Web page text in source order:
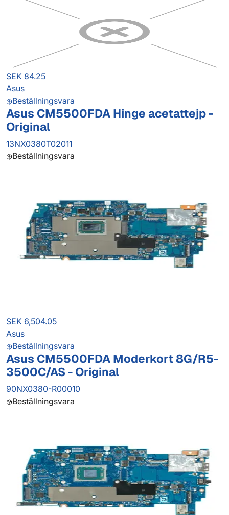
SEK 84.25
Asus
Beställningsvara
Asus CM5500FDA Hinge acetattejp -
Original
13NX0380T02011
Beställningsvara
SEK 6,504.05
Asus
Beställningsvara
Asus CM5500FDA Moderkort 8G/R5-
3500C/AS - Original
90NX0380-R00010
Beställningsvara